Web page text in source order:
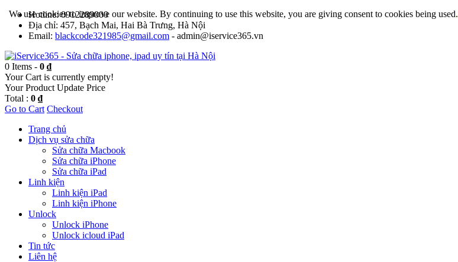
Hotline: 0912289000
Địa chỉ: 457, Bạch Mai, Hai Bà Trưng, Hà Nội
Email: blackcode321985@gmail.com - admin@iservice365.vn
0 Items - 0 ₫
Your Cart is currently empty!
Your Product Update Price
Total : 0 ₫
Go to Cart Checkout
Trang chủ
Dịch vụ sửa chữa
Sửa chữa Macbook
Sửa chữa iPhone
Sửa chữa iPad
Linh kiện
Linh kiện iPad
Linh kiện iPhone
Unlock
Unlock iPhone
Unlock icloud iPad
Tin tức
Liên hệ
We use cookies to improve our website. By continuing to use this website, you are giving consent to cookies being used.